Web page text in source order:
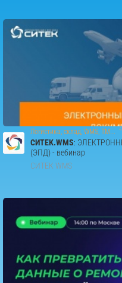
Логистика, склад, WMS, TM...
СИТЕК.WMS:
(ЭПД) - вебинар
СИТЕК WMS